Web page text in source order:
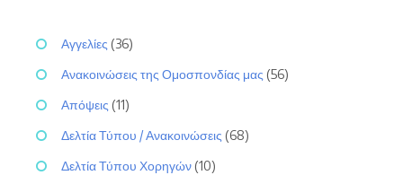
Αγγελίες (36)
Ανακοινώσεις της Ομοσπονδίας μας (56)
Απόψεις (11)
Δελτία Τύπου / Ανακοινώσεις (68)
Δελτία Τύπου Χορηγών (10)